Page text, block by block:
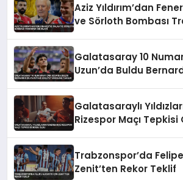
Aziz Yıldırım’dan
ve Sörloth Bombası
Galatasaray 10
Uzun’da Buldu
Galatasaraylı
Rizespor Maçı
Trabzonspor’da
Zenit’ten Rekor Teklif